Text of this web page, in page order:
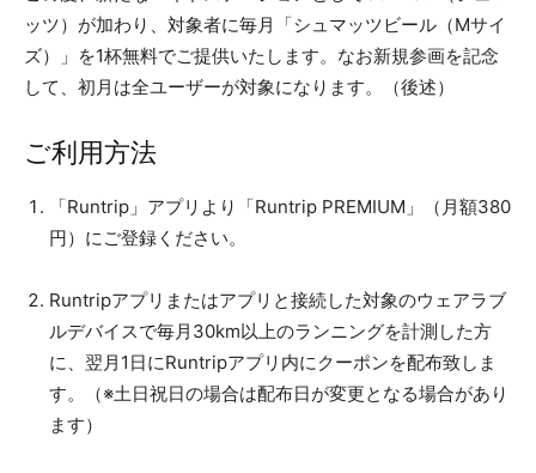
ッツ）が加わり、対象者に毎月「シュマッツビール（Mサイ
ズ）」を1杯無料でご提供いたします。なお新規参画を記念
して、初月は全ユーザーが対象になります。（後述）
ご利用方法
「Runtrip」アプリより「Runtrip PREMIUM」（月額380
円）にご登録ください。
Runtripアプリまたはアプリと接続した対象のウェアラブ
ルデバイスで毎月30km以上のランニングを計測した方
に、翌月1日にRuntripアプリ内にクーポンを配布致しま
す。（※土日祝日の場合は配布日が変更となる場合があり
ます）